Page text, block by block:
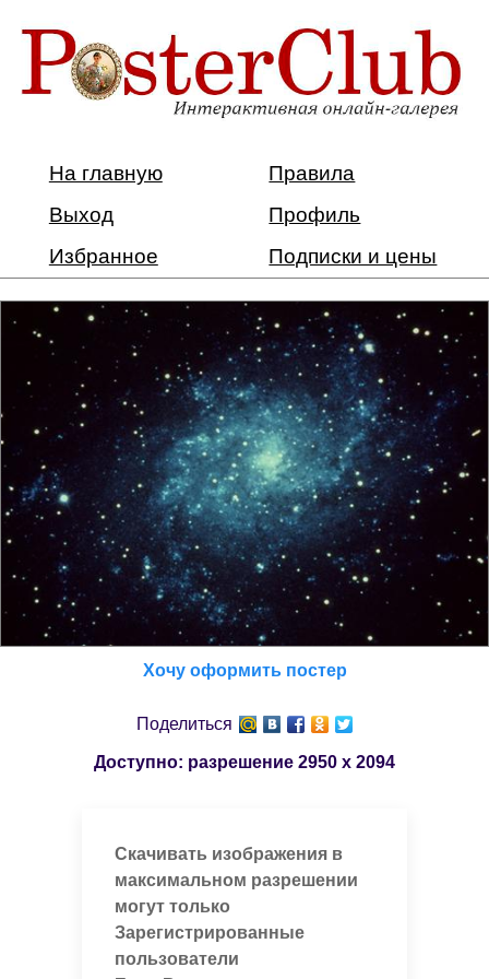
На главную
Правила
Выход
Профиль
Избранное
Подписки и цены
Хочу оформить постер
Поделиться
Доступно: разрешение 2950 x 2094
Скачивать изображения в
максимальном разрешении
могут только
Зарегистрированные
пользователи